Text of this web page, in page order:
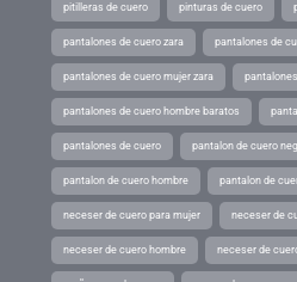
pitilleras de cuero pinturas de cuero
pantalones de cuero zara pantalones de
pantalones de cuero mujer zara
pantalones de cuero hombre baratos
pantalones de cuero pantalon de cuero
pantalon de cuero hombre pantalon de
neceser de cuero para mujer neceser de
neceser de cuero hombre neceser de